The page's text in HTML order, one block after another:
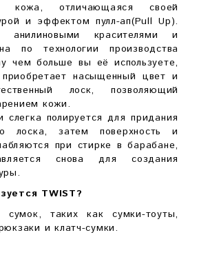
кожа, отличающаяся своей
и эффектом пулл-ап(Pull Up).
анилиновыми красителями и
по технологии производства
чем больше вы её используете,
насыщенный цвет и
лоск, позволяющий
кожи.
слегка полируется для придания
лоска, затем поверхность и
при стирке в барабане,
снова для создания
TWIST?
таких как сумки-тоуты,
и клатч-сумки.